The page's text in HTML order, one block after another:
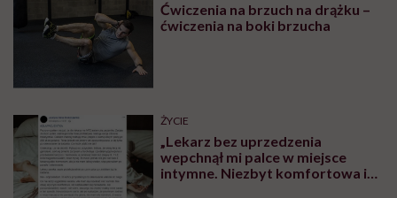
Ćwiczenia na brzuch na drążku –
ćwiczenia na boki brzucha
ŻYCIE
„Lekarz bez uprzedzenia
wepchnął mi palce w miejsce
intymne. Niezbyt komfortowa i